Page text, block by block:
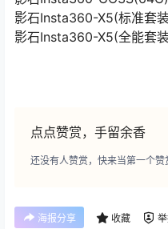
影石Insta360-X5(标准套
影石Insta360-X5(全能套
点点赞赏，手留余香
还没有人赞赏，快来当第一个赞
海报分享 收藏